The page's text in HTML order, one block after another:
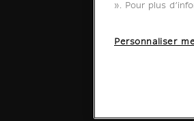
». Pour plus
Personnaliser